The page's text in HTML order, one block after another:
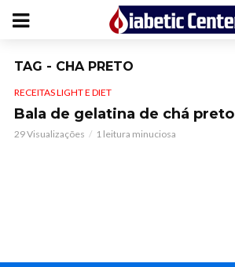
TAG - CHA PRETO
RECEITAS LIGHT E DIET
Bala de gelatina de chá preto
29 Visualizações 1 leitura minuciosa